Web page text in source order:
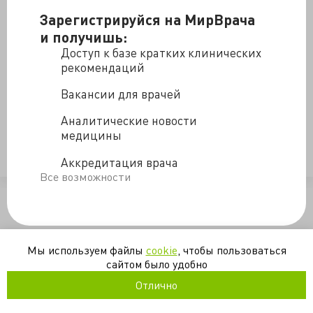
Зарегистрируйся на МирВрача
и получишь:
Доступ к базе кратких клинических
рекомендаций
Вакансии для врачей
Аналитические новости
медицины
Аккредитация врача
Все возможности
двадцатисемилетний Джермано и двадцатилетняя
Франческа – были найдены мертвыми в салоне
разбившегося автомобиля. Судя по характеру
повреждений, автомобиль разбился на скорости
около 130 км/ч, а судя по тому, что парочка была голой,
их последние минуты были довольно приятными.
Мы используем файлы cookie , чтобы пользоваться
сайтом было удобно
Отлично